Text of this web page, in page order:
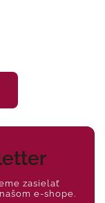
zasielať
e-shope.